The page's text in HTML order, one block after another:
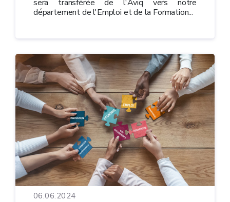
sera transférée de l'Aviq vers notre
département de l'Emploi et de la Formation...
06.06.2024